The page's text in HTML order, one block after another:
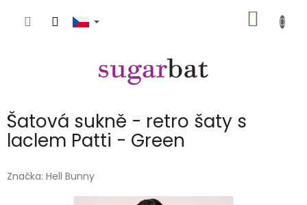
KOŠÍK
Šatová sukně - retro šaty s
laclem Patti - Green
Značka: Hell Bunny